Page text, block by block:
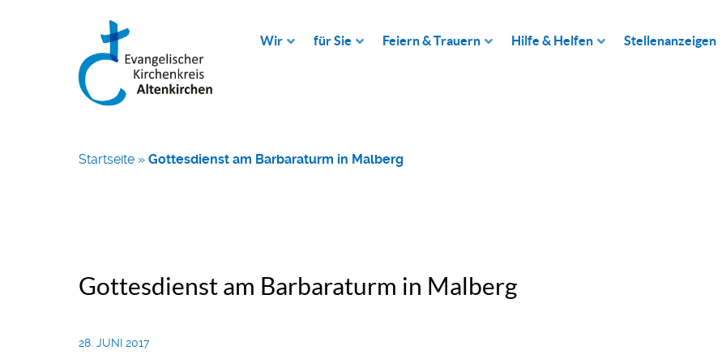
Wir für Sie Feiern & Trauern Hilfe & Helfen Stellenanzeigen
Startseite » Gottesdienst am Barbaraturm in Malberg
Gottesdienst am Barbaraturm in Malberg
28. JUNI 2017